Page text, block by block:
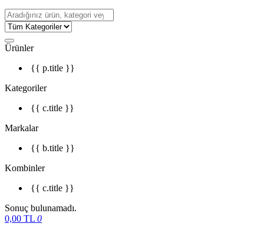
Ürünler
{{ p.title }}
Kategoriler
{{ c.title }}
Markalar
{{ b.title }}
Kombinler
{{ c.title }}
Sonuç bulunamadı.
0,00 TL 0